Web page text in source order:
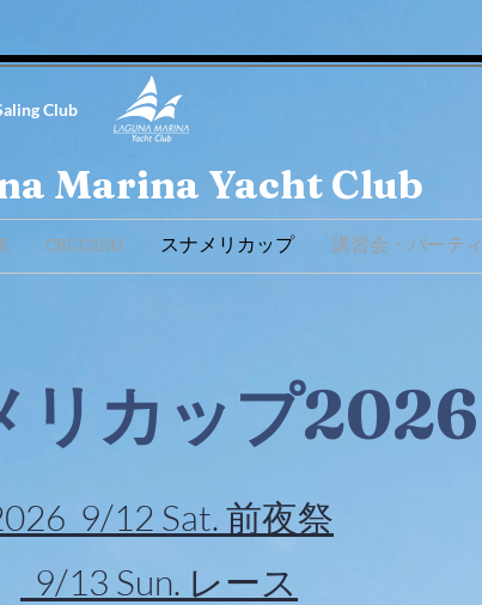
Club
Marina Yacht Club
CRUISING スナメリカップ 講習会・パーティ
リカップ2026
9/12 Sat. 前夜祭
9/13 Sun. レース